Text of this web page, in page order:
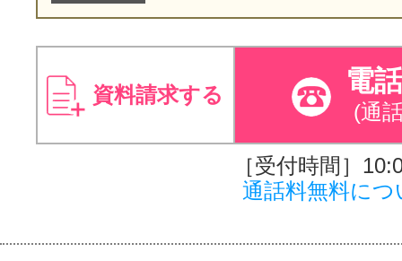
資料請求する 電
(通
［受付時間］
通話料無料につ